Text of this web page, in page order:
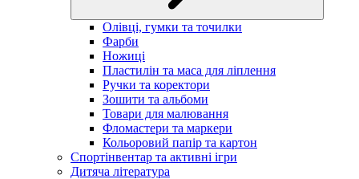
Олівці, гумки та точилки
Фарби
Ножиці
Пластилін та маса для ліплення
Ручки та коректори
Зошити та альбоми
Товари для малювання
Фломастери та маркери
Кольоровий папір та картон
Спортінвентар та активні ігри
Дитяча література